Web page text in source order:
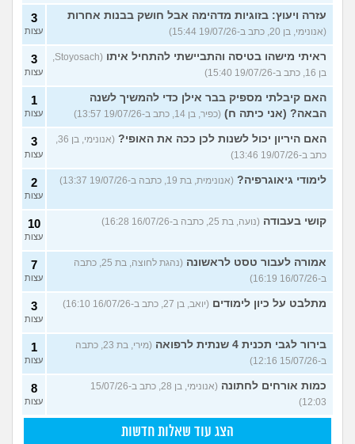
עזרה ויעוץ: בזוגיות מדהימה אבל חושק בבנות אחרות
(אנונימי, בן 20, כתב ב-19/07/26 15:44)
3
עצות
ראיתי מישהו בטיסה והתביישתי להתחיל איתו
(Stoyosach,
בן 16, כתב ב-19/07/26 15:40)
3
עצות
האם קיבלתי מספיק בבר אילן כדי להמשיך לשנה
הבאה? (אני כיתה ח) (כפיר, בן 14, כתב ב-19/07/26 13:57)
1
עצות
האם היריון יכול לשנות לכן ככה את האופי?
(אנונימי, בן 36,
כתב ב-19/07/26 13:46)
3
עצות
לימודי גיאוגרפיה? (אנונימית, בת 19, כתבה ב-19/07/26 13:37) 2
עצות
קושי בעבודה (נועה, בת 25, כתבה ב-16/07/26 16:28) 10
עצות
אמורה לעבור טסט לראשונה
(נהגת לחוצה, בת 25, כתבה
ב-16/07/26 16:19)
7
עצות
מתלבט על כיון לימודים (יואב, בן 27, כתב ב-16/07/26 16:10) 3
עצות
בירור לגבי תכנית 4 שנתית לרפואה
(מירי, בת 23, כתבה
ב-15/07/26 12:16)
1
עצות
כמות אורחים לחתונה
(אנונימי, בן 28, כתב ב-15/07/26
12:03)
8
עצות
הצג עוד שאלות חדשות